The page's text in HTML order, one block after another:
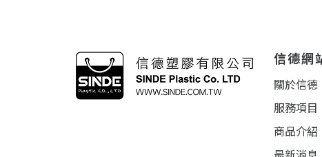
信德網
關於信德
服務項目
商品介紹